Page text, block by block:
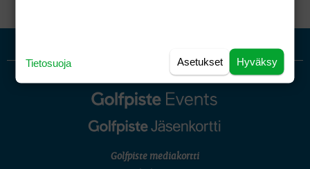
Golfpiste mediakortti
Hyväksy
Asetukset
Tietosuoja